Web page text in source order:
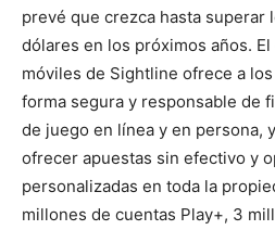
prevé que crezca hasta superar
dólares en los próximos años.
móviles de Sightline ofrece a
forma segura y responsable de
de juego en línea y en persona,
ofrecer apuestas sin efectivo y
personalizadas en toda la
millones de cuentas Play+, 3